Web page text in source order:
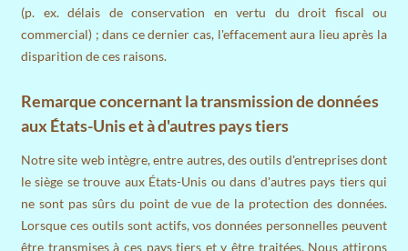
(p. ex. délais de conservation en vertu du droit fiscal ou
commercial) ; dans ce dernier cas, l'effacement aura lieu après la
disparition de ces raisons.
Remarque concernant la transmission de données
aux États-Unis et à d'autres pays tiers
Notre site web intègre, entre autres, des outils d'entreprises dont
le siège se trouve aux États-Unis ou dans d'autres pays tiers qui
ne sont pas sûrs du point de vue de la protection des données.
Lorsque ces outils sont actifs, vos données personnelles peuvent
être transmises à ces pays tiers et y être traitées. Nous attirons